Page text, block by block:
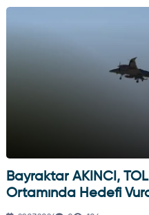
Bayraktar AKINCI,
Ortamında Hedefi